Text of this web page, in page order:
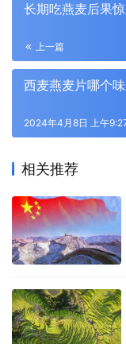
长期吃燕麦后果
上一篇
西麦燕麦片哪个
2024年4月8日 上午
相关推荐